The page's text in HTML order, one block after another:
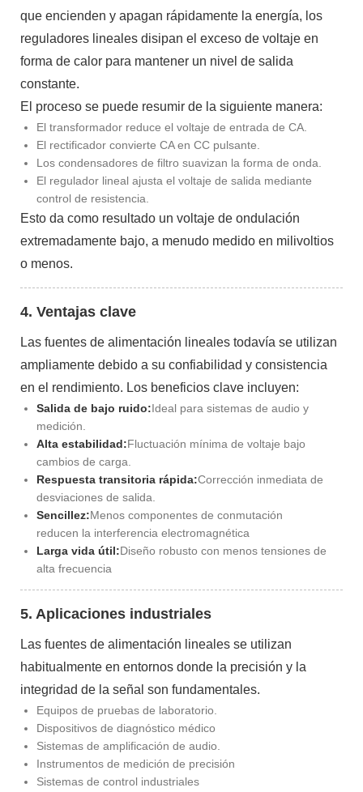
que encienden y apagan rápidamente la energía, los
reguladores lineales disipan el exceso de voltaje en
forma de calor para mantener un nivel de salida
constante.
El proceso se puede resumir de la siguiente manera:
El transformador reduce el voltaje de entrada de CA.
El rectificador convierte CA en CC pulsante.
Los condensadores de filtro suavizan la forma de onda.
El regulador lineal ajusta el voltaje de salida mediante
control de resistencia.
Esto da como resultado un voltaje de ondulación
extremadamente bajo, a menudo medido en milivoltios
o menos.
4. Ventajas clave
Las fuentes de alimentación lineales todavía se utilizan
ampliamente debido a su confiabilidad y consistencia
en el rendimiento. Los beneficios clave incluyen:
Salida de bajo ruido:Ideal para sistemas de audio y
medición.
Alta estabilidad:Fluctuación mínima de voltaje bajo
cambios de carga.
Respuesta transitoria rápida:Corrección inmediata de
desviaciones de salida.
Sencillez:Menos componentes de conmutación
reducen la interferencia electromagnética
Larga vida útil:Diseño robusto con menos tensiones de
alta frecuencia
5. Aplicaciones industriales
Las fuentes de alimentación lineales se utilizan
habitualmente en entornos donde la precisión y la
integridad de la señal son fundamentales.
Equipos de pruebas de laboratorio.
Dispositivos de diagnóstico médico
Sistemas de amplificación de audio.
Instrumentos de medición de precisión
Sistemas de control industriales